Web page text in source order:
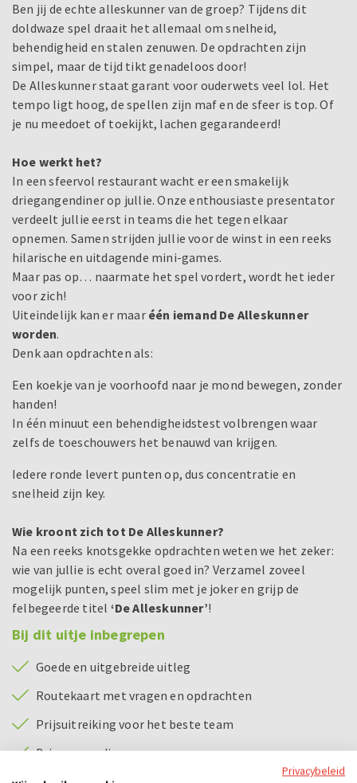
Ben jij de echte alleskunner van de groep? Tijdens dit
doldwaze spel draait het allemaal om snelheid,
behendigheid en stalen zenuwen. De opdrachten zijn
simpel, maar de tijd tikt genadeloos door!
De Alleskunner staat garant voor ouderwets veel lol. Het
tempo ligt hoog, de spellen zijn maf en de sfeer is top. Of
je nu meedoet of toekijkt, lachen gegarandeerd!
Hoe werkt het?
In een sfeervol restaurant wacht er een smakelijk
driegangendiner op jullie. Onze enthousiaste presentator
verdeelt jullie eerst in teams die het tegen elkaar
opnemen. Samen strijden jullie voor de winst in een reeks
hilarische en uitdagende mini-games.
Maar pas op… naarmate het spel vordert, wordt het ieder
voor zich!
Uiteindelijk kan er maar één iemand De Alleskunner
worden.
Denk aan opdrachten als:
Een koekje van je voorhoofd naar je mond bewegen, zonder
handen!
In één minuut een behendigheidstest volbrengen waar
zelfs de toeschouwers het benauwd van krijgen.
Iedere ronde levert punten op, dus concentratie en
snelheid zijn key.
Wie kroont zich tot De Alleskunner?
Na een reeks knotsgekke opdrachten weten we het zeker:
wie van jullie is echt overal goed in? Verzamel zoveel
mogelijk punten, speel slim met je joker en grijp de
felbegeerde titel ‘De Alleskunner’!
Bij dit uitje inbegrepen
Goede en uitgebreide uitleg
Routekaart met vragen en opdrachten
Prijsuitreiking voor het beste team
Driegangendiner
Privacybeleid